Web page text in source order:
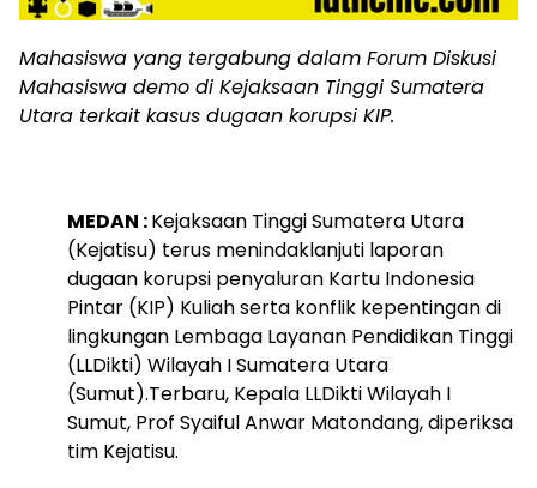
Mahasiswa yang tergabung dalam Forum Diskusi
Mahasiswa demo di Kejaksaan Tinggi Sumatera
Utara terkait kasus dugaan korupsi KIP.
MEDAN :Kejaksaan Tinggi Sumatera Utara
(Kejatisu) terus menindaklanjuti laporan
dugaan korupsi penyaluran Kartu Indonesia
Pintar (KIP) Kuliah serta konflik kepentingan di
lingkungan Lembaga Layanan Pendidikan Tinggi
(LLDikti) Wilayah I Sumatera Utara
(Sumut).Terbaru, Kepala LLDikti Wilayah I
Sumut, Prof Syaiful Anwar Matondang, diperiksa
tim Kejatisu.